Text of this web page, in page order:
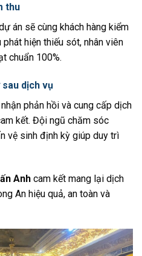
thu
án sẽ cùng khách hàng kiểm
hiện thiếu sót, nhân viên
chuẩn 100%.
sau dịch vụ
phản hồi và cung cấp dịch
kết. Đội ngũ chăm sóc
vệ sinh định kỳ giúp duy trì
Anh cam kết mang lại dịch
An hiệu quả, an toàn và